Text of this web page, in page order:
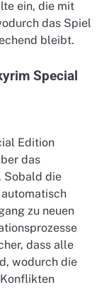
ein, die mit
das Spiel
bleibt.
Special
Edition
das
Sobald die
zu neuen
dass alle
wodurch die